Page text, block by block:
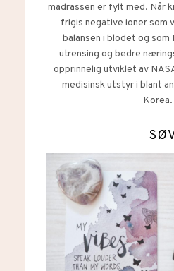
madrassen er fylt med. Når
frigis negative ioner som
balansen i blodet og
utrensing og bedre
opprinnelig utviklet av
medisinsk utstyr i blant
Korea.